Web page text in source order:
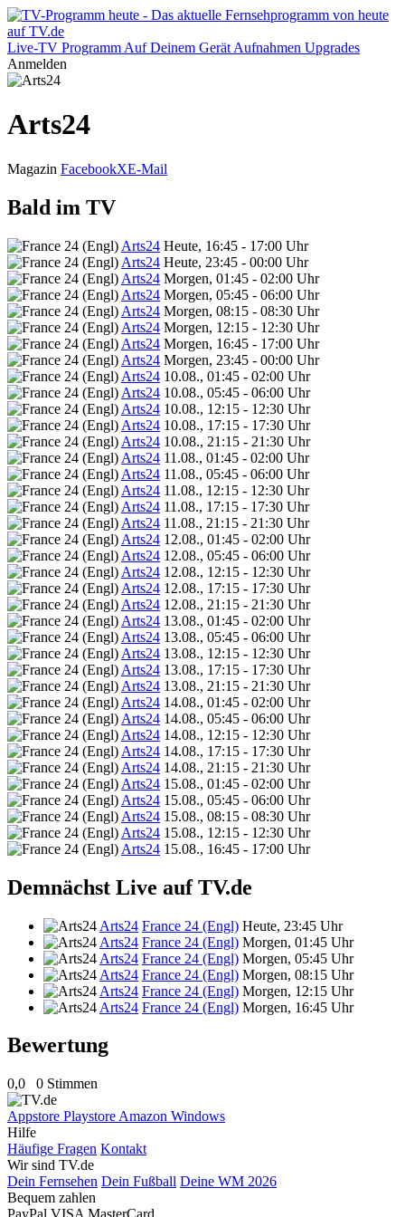
Live-TV Programm Auf Deinem Gerät Aufnahmen Upgrades
Anmelden
Arts24
Magazin FacebookXE-Mail
Bald im TV
Arts24 Heute, 16:45 - 17:00 Uhr
Arts24 Heute, 23:45 - 00:00 Uhr
Arts24 Morgen, 01:45 - 02:00 Uhr
Arts24 Morgen, 05:45 - 06:00 Uhr
Arts24 Morgen, 08:15 - 08:30 Uhr
Arts24 Morgen, 12:15 - 12:30 Uhr
Arts24 Morgen, 16:45 - 17:00 Uhr
Arts24 Morgen, 23:45 - 00:00 Uhr
Arts24 10.08., 01:45 - 02:00 Uhr
Arts24 10.08., 05:45 - 06:00 Uhr
Arts24 10.08., 12:15 - 12:30 Uhr
Arts24 10.08., 17:15 - 17:30 Uhr
Arts24 10.08., 21:15 - 21:30 Uhr
Arts24 11.08., 01:45 - 02:00 Uhr
Arts24 11.08., 05:45 - 06:00 Uhr
Arts24 11.08., 12:15 - 12:30 Uhr
Arts24 11.08., 17:15 - 17:30 Uhr
Arts24 11.08., 21:15 - 21:30 Uhr
Arts24 12.08., 01:45 - 02:00 Uhr
Arts24 12.08., 05:45 - 06:00 Uhr
Arts24 12.08., 12:15 - 12:30 Uhr
Arts24 12.08., 17:15 - 17:30 Uhr
Arts24 12.08., 21:15 - 21:30 Uhr
Arts24 13.08., 01:45 - 02:00 Uhr
Arts24 13.08., 05:45 - 06:00 Uhr
Arts24 13.08., 12:15 - 12:30 Uhr
Arts24 13.08., 17:15 - 17:30 Uhr
Arts24 13.08., 21:15 - 21:30 Uhr
Arts24 14.08., 01:45 - 02:00 Uhr
Arts24 14.08., 05:45 - 06:00 Uhr
Arts24 14.08., 12:15 - 12:30 Uhr
Arts24 14.08., 17:15 - 17:30 Uhr
Arts24 14.08., 21:15 - 21:30 Uhr
Arts24 15.08., 01:45 - 02:00 Uhr
Arts24 15.08., 05:45 - 06:00 Uhr
Arts24 15.08., 08:15 - 08:30 Uhr
Arts24 15.08., 12:15 - 12:30 Uhr
Arts24 15.08., 16:45 - 17:00 Uhr
Demnächst Live auf TV.de
Arts24 France 24 (Engl) Heute, 23:45 Uhr
Arts24 France 24 (Engl) Morgen, 01:45 Uhr
Arts24 France 24 (Engl) Morgen, 05:45 Uhr
Arts24 France 24 (Engl) Morgen, 08:15 Uhr
Arts24 France 24 (Engl) Morgen, 12:15 Uhr
Arts24 France 24 (Engl) Morgen, 16:45 Uhr
Bewertung
0,0 0 Stimmen
Appstore Playstore Amazon Windows
Hilfe
Häufige Fragen Kontakt
Wir sind TV.de
Dein Fernsehen Dein Fußball Deine WM 2026
Bequem zahlen